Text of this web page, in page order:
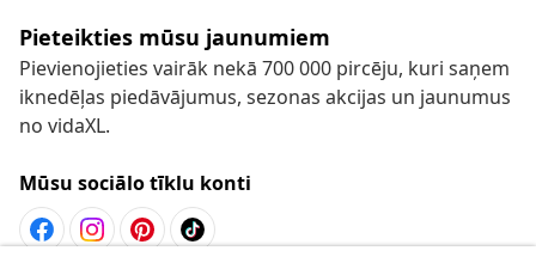
Pieteikties mūsu jaunumiem
Pievienojieties vairāk nekā 700 000 pircēju, kuri saņem
iknedēļas piedāvājumus, sezonas akcijas un jaunumus
no vidaXL.
Mūsu sociālo tīklu konti